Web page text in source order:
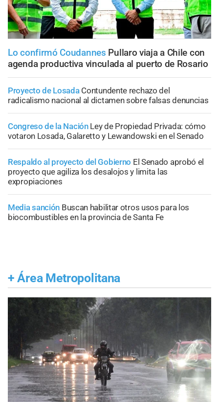
Lo confirmó Coudannes Pullaro viaja a Chile con
agenda productiva vinculada al puerto de Rosario
Proyecto de Losada Contundente rechazo del
radicalismo nacional al dictamen sobre falsas denuncias
Congreso de la Nación Ley de Propiedad Privada: cómo
votaron Losada, Galaretto y Lewandowski en el Senado
Respaldo al proyecto del Gobierno El Senado aprobó el
proyecto que agiliza los desalojos y limita las
expropiaciones
Media sanción Buscan habilitar otros usos para los
biocombustibles en la provincia de Santa Fe
+ Área Metropolitana